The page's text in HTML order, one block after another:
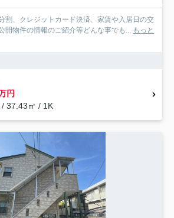
割、クレジットカード決済、家賃や入居日の交
開物件の情報のご紹介等どんな事でも... もっと
円
/ 37.43㎡ / 1K